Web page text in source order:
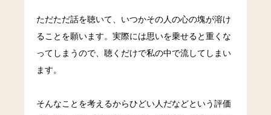
ただただ話を聴いて、いつかその人の心の塊が溶け
ることを願います。実際には思いを乗せると重くな
ってしまうので、聴くだけで私の中で流してしまい
ます。
そんなことを考えるからひどい人だなどという評価